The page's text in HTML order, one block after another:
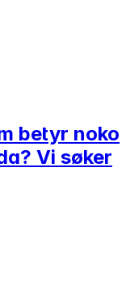
betyr noko
Vi søker